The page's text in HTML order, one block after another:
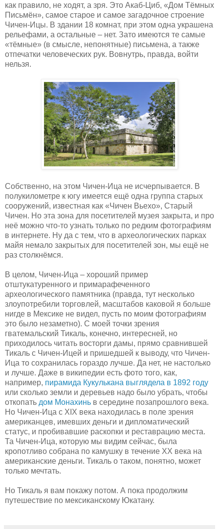
как правило, не ходят, а зря. Это Акаб-Циб, «Дом Тёмных
Письмён», самое старое и самое загадочное строение
Чичен-Ицы. В здании 18 комнат, при этом одна украшена
рельефами, а остальные – нет. Зато имеются те самые
«тёмные» (в смысле, непонятные) письмена, а также
отпечатки человеческих рук. Вовнутрь, правда, войти
нельзя.
Собственно, на этом Чичен-Ица не исчерпывается. В
полукилометре к югу имеется ещё одна группа старых
сооружений, известная как «Чичен Вьехо», Старый
Чичен. Но эта зона для посетителей музея закрыта, и про
неё можно что-то узнать только по редким фотографиям
в интернете. Ну да с тем, что в археологических парках
майя немало закрытых для посетителей зон, мы ещё не
раз столкнёмся.
В целом, Чичен-Ица – хороший пример
отштукатуренного и примарафеченного
археологического памятника (правда, тут несколько
злоупотребили торговлей, масштабов каковой я больше
нигде в Мексике не видел, пусть по моим фотографиям
это было незаметно). С моей точки зрения
гватемальский Тикаль, конечно, интересней, но
приходилось читать восторги дамы, прямо сравнившей
Тикаль с Чичен-Ицей и пришедшей к выводу, что Чичен-
Ица то сохранилась гораздо лучше. Да нет, не настолько
и лучше. Даже в википедии есть фото того, как,
например, пирамида Кукулькана выглядела в 1892 году
или сколько земли и деревьев надо было убрать, чтобы
откопать дом Монахинь в середине позапрошлого века.
Но Чичен-Ица с XIX века находилась в поле зрения
американцев, имевших деньги и дипломатический
статус, и пробивавшие раскопки и реставрацию места.
Та Чичен-Ица, которую мы видим сейчас, была
кропотливо собрана по камушку в течение ХХ века на
американские деньги. Тикаль о таком, понятно, может
только мечтать.
Но Тикаль я вам покажу потом. А пока продолжим
путешествие по мексиканскому Юкатану.